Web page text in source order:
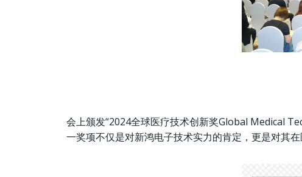
会上颁发“2024全球医疗技术创新奖Global Medical
一奖项不仅是对新鸿电子技术实力的肯定，更是对其在